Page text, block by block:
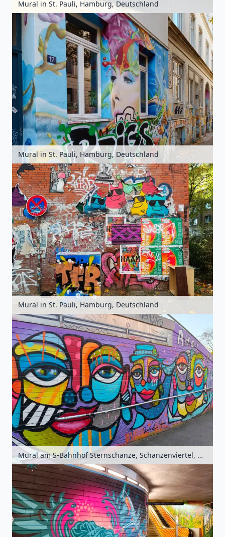
Mural in St. Pauli, Hamburg, Deutschland
Mural in St. Pauli, Hamburg, Deutschland
Mural in St. Pauli, Hamburg, Deutschland
Mural am S-Bahnhof Sternschanze, Schanzenviertel, Hamburg, Deutschland